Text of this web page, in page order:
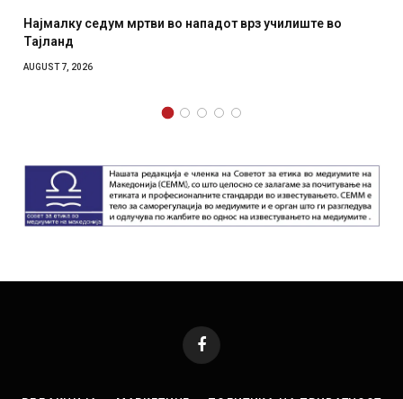
во
СОЗИС: Украинците повеќе им веруваат на
Facebook